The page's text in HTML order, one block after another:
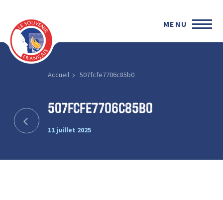
MENU
Accueil 507fcfe7706c85b0
507fcfe7706c85b0
11 juillet 2025